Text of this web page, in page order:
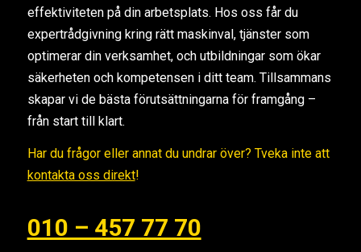
effektiviteten på din arbetsplats. Hos oss får du
expertrådgivning kring rätt maskinval, tjänster som
optimerar din verksamhet, och utbildningar som ökar
säkerheten och kompetensen i ditt team. Tillsammans
skapar vi de bästa förutsättningarna för framgång –
från start till klart.
Har du frågor eller annat du undrar över? Tveka inte att
kontakta oss direkt!
010 – 457 77 70